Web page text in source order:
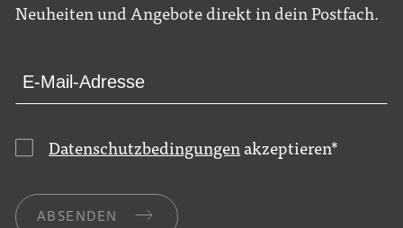
Neuheiten und Angebote direkt in dein Postfach.
Datenschutzbedingungen akzeptieren*
ABSENDEN